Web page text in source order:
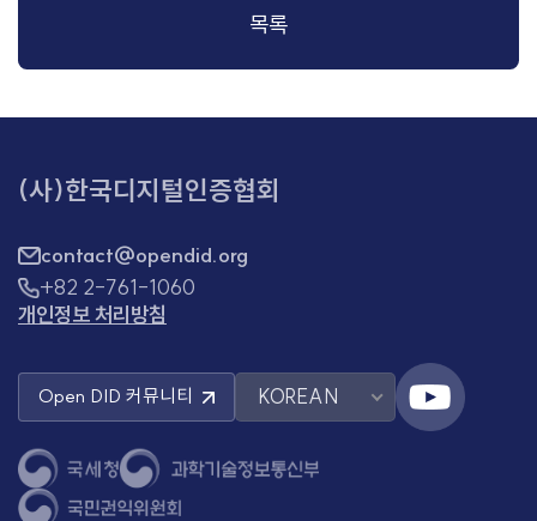
목록
(사)한국디지털인증협회
contact@opendid.org
+82 2-761-1060
개인정보 처리방침
Open DID 커뮤니티 KOREAN